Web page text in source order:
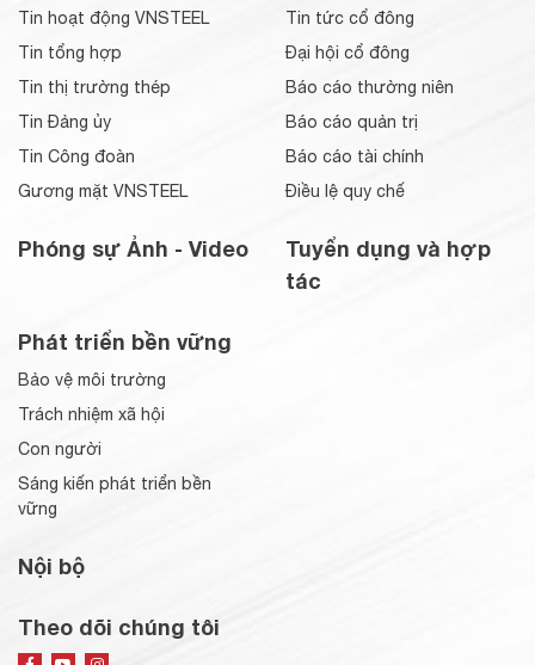
Tin hoạt động VNSTEEL
Tin tổng hợp
Tin thị trường thép
Tin Đảng ủy
Tin Công đoàn
Gương mặt VNSTEEL
Phóng sự Ảnh - Video
Tin tức cổ đông
Đại hội cổ đông
Báo cáo thường niên
Báo cáo quản trị
Báo cáo tài chính
Điều lệ quy chế
Tuyển dụng và hợp
tác
Phát triển bền vững
Bảo vệ môi trường
Trách nhiệm xã hội
Con người
Sáng kiến phát triển bền
vững
Nội bộ
Theo dõi chúng tôi